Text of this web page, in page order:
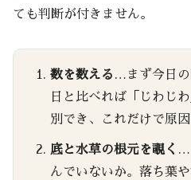
ても判断が付きません。
数を数える …まず今日の
日と比べれば「じわじ
別でき、これだけで原
底と水草の根元を覗く …
んでいないか。落ち葉